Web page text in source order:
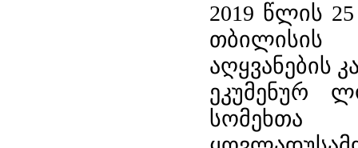
2019 წლის
თბილისის
აღყვანების
ეკუმენურ
სომეხთა